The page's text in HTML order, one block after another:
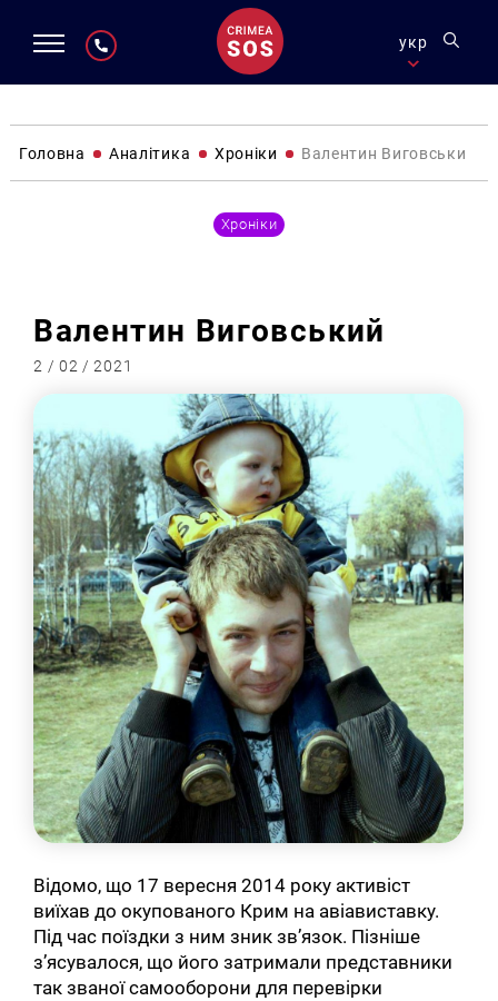
укр
Головна Аналітика Хроніки Валентин Виговський
Хроніки
Валентин Виговський
2 / 02 / 2021
Відомо, що 17 вересня 2014 року активіст
виїхав до окупованого Крим на авіавиставку.
Під час поїздки з ним зник зв’язок. Пізніше
з’ясувалося, що його затримали представники
так званої самооборони для перевірки